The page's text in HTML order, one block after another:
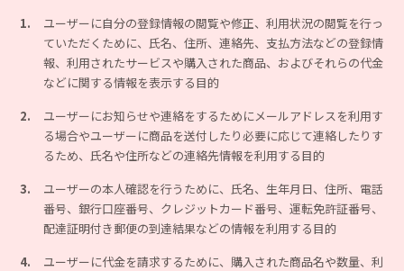
1.
ユーザーに自分の登録情報の閲覧や修正、利用状況の閲覧を行っ
ていただくために、氏名、住所、連絡先、支払方法などの登録情
報、利用されたサービスや購入された商品、およびそれらの代金
などに関する情報を表示する目的
2.
ユーザーにお知らせや連絡をするためにメールアドレスを利用す
る場合やユーザーに商品を送付したり必要に応じて連絡したりす
るため、氏名や住所などの連絡先情報を利用する目的
3.
ユーザーの本人確認を行うために、氏名、生年月日、住所、電話
番号、銀行口座番号、クレジットカード番号、運転免許証番号、
配達証明付き郵便の到達結果などの情報を利用する目的
4.
ユーザーに代金を請求するために、購入された商品名や数量、利